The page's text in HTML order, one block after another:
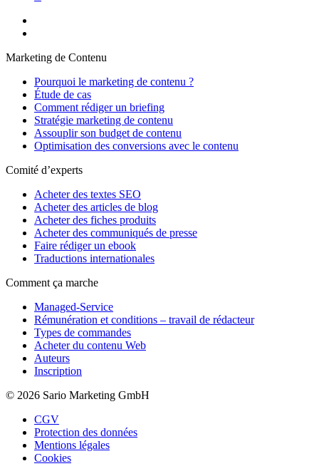
Marketing de Contenu
Pourquoi le marketing de contenu ?
Étude de cas
Comment rédiger un briefing
Stratégie marketing de contenu
Assouplir son budget de contenu
Optimisation des conversions avec le contenu
Comité d’experts
Acheter des textes SEO
Acheter des articles de blog
Acheter des fiches produits
Acheter des communiqués de presse
Faire rédiger un ebook
Traductions internationales
Comment ça marche
Managed-Service
Rémunération et conditions – travail de rédacteur
Types de commandes
Acheter du contenu Web
Auteurs
Inscription
© 2026 Sario Marketing GmbH
CGV
Protection des données
Mentions légales
Cookies